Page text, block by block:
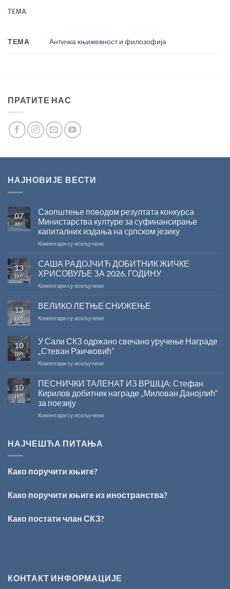
TEМА
ТЕМА Античка књижевност и филозофија
ПРАТИТЕ НАС
НАЈНОВИЈЕ ВЕСТИ
07
авг
Саопштење поводом резултата конкурса
Министарства културе за суфинансирање
капиталних издања на српском језику
Коментари су искљученина
поводом
резултата
конкурса
Министарства
за
капиталних
на
српском
језику
13
јул
САША РАДОЈЧИЋ ДОБИТНИК ЖИЧКЕ
ХРИСОВУЉЕ ЗА 2026. ГОДИНУ
Коментари су искљученина
РАДОЈЧИЋ
ДОБИТНИК
ЖИЧКЕ
2026.
ГОДИНУ
13
јул
ВЕЛИКО ЛЕТЊЕ СНИЖЕЊЕ
Коментари су искљученина
СНИЖЕЊЕ
10
јул
У Сали СКЗ одржано свечано уручење Награде
„Стеван Раичковић”
Коментари су искљученина
Сали
СКЗ
одржано
уручење
10
јул
ПЕСНИЧКИ ТАЛЕНАТ ИЗ ВРШЦА: Стефан
Кирилов добитник награде „Милован Данојлић“
за поезију
Коментари су искљученина
„Милован
поезију
НАЈЧЕШЋА ПИТАЊА
Како поручити књиге?
Како поручити књиге из иностранства?
Како постати члан СКЗ?
КОНТАКТ ИНФОРМАЦИЈЕ